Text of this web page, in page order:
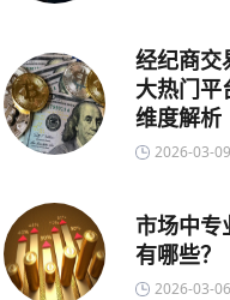
经纪商交
大热门平
维度解析
2026-03-09
市场中专
有哪些？
2026-03-06